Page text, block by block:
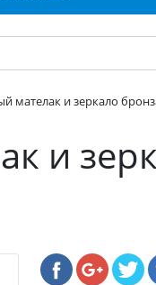
мателак и зеркало
и